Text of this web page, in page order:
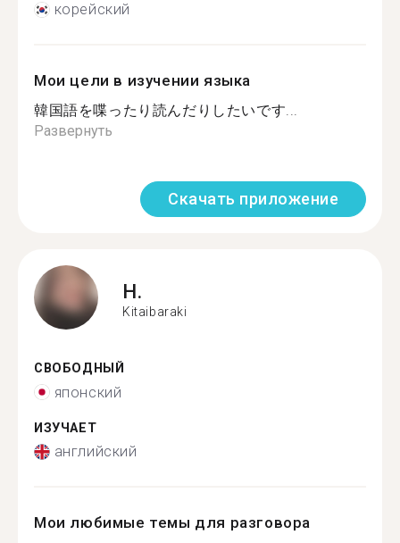
корейский
Мои цели в изучении языка
韓国語を喋ったり読んだりしたいです...
Развернуть
Скачать приложение
H.
Kitaibaraki
СВОБОДНЫЙ
японский
ИЗУЧАЕТ
английский
Мои любимые темы для разговора